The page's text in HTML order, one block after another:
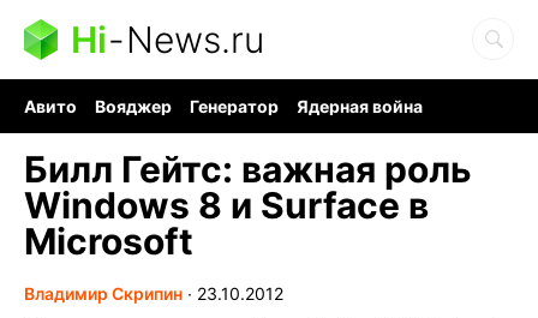
Hi-News.ru
Авито Вояджер Генератор
Ядерная война
Билл Гейтс: важная роль
Windows 8 и Surface в
Microsoft
Владимир Скрипин ∙ 23.10.2012